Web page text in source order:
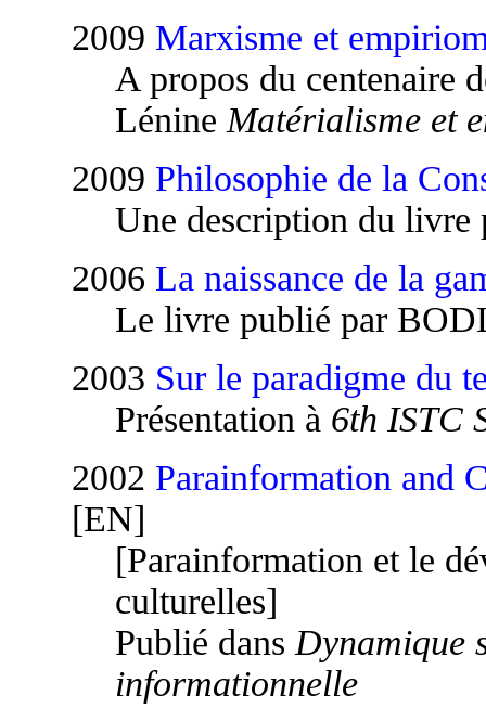
2009 Marxisme et
A propos du centenaire
Lénine Matérialisme et
2009 Philosophie de la
Une description du livre
2006 La naissance de la
Le livre publié par
2003 Sur le paradigme du
Présentation à 6th ISTC
2002 Parainformation and
[EN]
[Parainformation et le
culturelles]
Publié dans Dynamique
informationnelle